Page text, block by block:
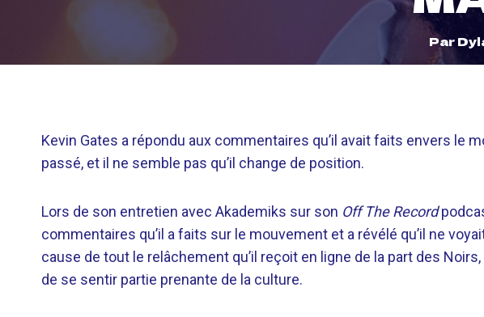
Par
Kevin Gates a répondu aux commentaires qu’il avait faits envers le
passé, et il ne semble pas qu’il change de position.
Lors de son entretien avec Akademiks sur son Off The Record
commentaires qu’il a faits sur le mouvement et a révélé qu’il ne
cause de tout le relâchement qu’il reçoit en ligne de la part des
de se sentir partie prenante de la culture.